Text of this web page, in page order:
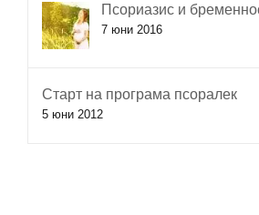
Псориазис и
7 юни 2016
Старт на програма псоралек
5 юни 2012